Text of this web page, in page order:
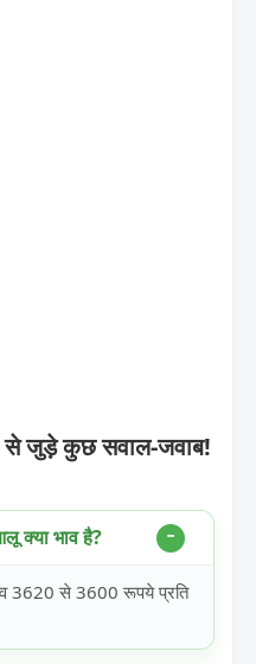
जुड़े कुछ सवाल-जवाब!
भाव है?
3620 से 3600 रूपये प्रति